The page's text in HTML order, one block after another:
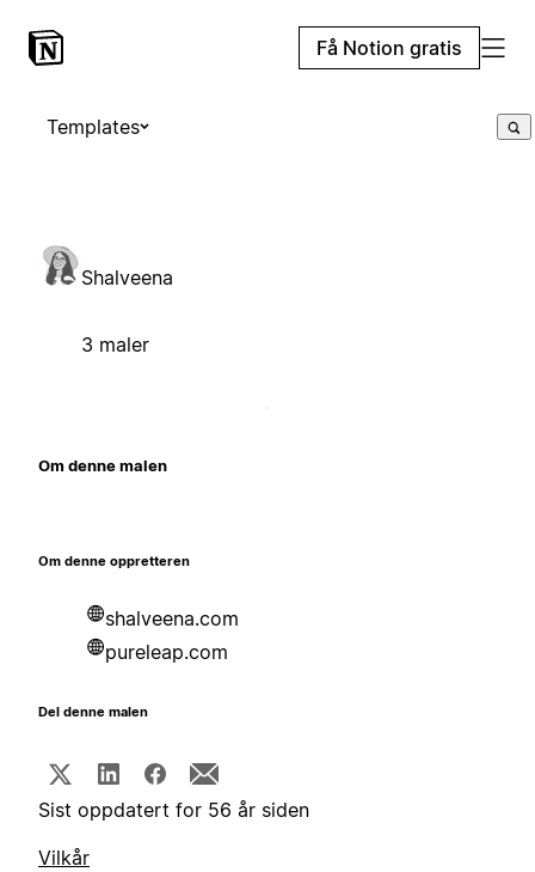
Få Notion gratis
Templates
Shalveena
3 maler
Om denne malen
Om denne oppretteren
shalveena.com
pureleap.com
Del denne malen
Sist oppdatert for 56 år siden
Vilkår